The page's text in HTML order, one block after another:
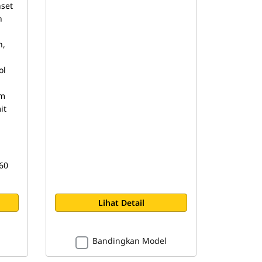
Lihat Detail
Bandingkan Model